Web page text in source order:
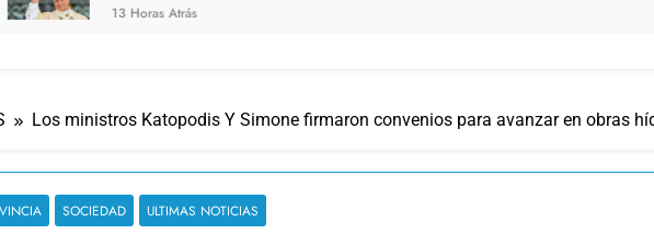
13 Horas Atrás
Los ministros Katopodis Y Simone firmaron convenios para avanzar en obras
SOCIEDAD ULTIMAS NOTICIAS